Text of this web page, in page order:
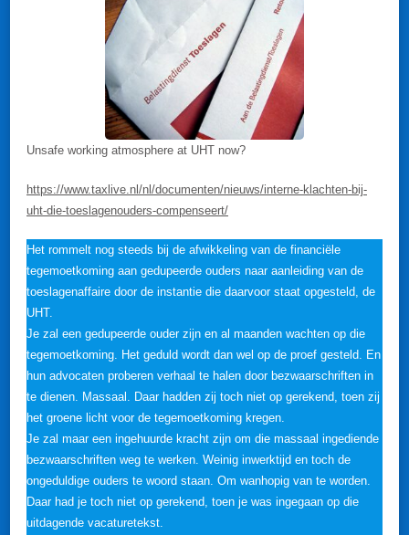
Unsafe working atmosphere at UHT now?
https://www.taxlive.nl/nl/documenten/nieuws/interne-klachten-bij-
uht-die-toeslagenouders-compenseert/
Het rommelt nog steeds bij de afwikkeling van de financiële
tegemoetkoming aan gedupeerde ouders naar aanleiding van de
toeslagenaffaire door de instantie die daarvoor staat opgesteld, de
UHT.
Je zal een gedupeerde ouder zijn en al maanden wachten op die
tegemoetkoming. Het geduld wordt dan wel op de proef gesteld. En
hun advocaten proberen verhaal te halen door bezwaarschriften in
te dienen. Massaal. Daar hadden zij toch niet op gerekend, toen zij
het groene licht voor de tegemoetkoming kregen.
Je zal maar een ingehuurde kracht zijn om die massaal ingediende
bezwaarschriften weg te werken. Weinig inwerktijd en toch de
ongeduldige ouders te woord staan. Om wanhopig van te worden.
Daar had je toch niet op gerekend, toen je was ingegaan op die
uitdagende vacaturetekst.